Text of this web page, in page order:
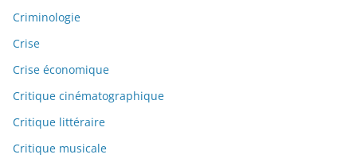
Criminologie
Crise
Crise économique
Critique cinématographique
Critique littéraire
Critique musicale